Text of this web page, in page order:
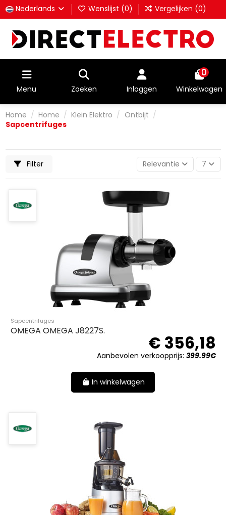
Nederlands Wenslijst (0) Vergelijken (0)
Menu Zoeken Inloggen
0
Winkelwagen
Home Home Klein Elektro
Ontbijt
Sapcentrifuges
Filter Relevantie 7
Sapcentrifuges
OMEGA OMEGA J8227S.
€ 356,18
Aanbevolen verkoopprijs: 399.99€
In winkelwagen